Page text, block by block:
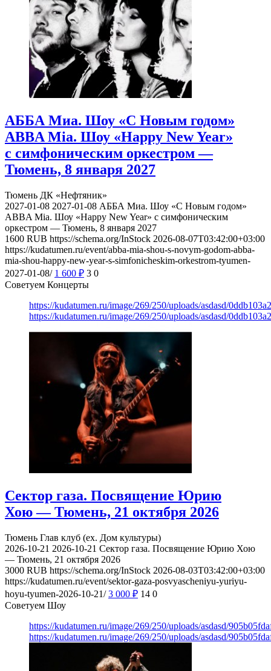
АББА Миа. Шоу «С Новым годом»
ABBA Mia. Шоу «Happy New Year»
с симфоническим оркестром —
Тюмень, 8 января 2027
Тюмень ДК «Нефтяник»
2027-01-08 2027-01-08 АББА Миа. Шоу «С Новым годом»
ABBA Mia. Шоу «Happy New Year» с симфоническим
оркестром — Тюмень, 8 января 2027
1600 RUB https://schema.org/InStock 2026-08-07T03:42:00+03:00
https://kudatumen.ru/event/abba-mia-shou-s-novym-godom-abba-
mia-shou-happy-new-year-s-simfonicheskim-orkestrom-tyumen-
2027-01-08/ 1 600 ₽ 3 0
Советуем Концерты
https://kudatumen.ru/image/269/250/uploads/asdasd/
https://kudatumen.ru/image/269/250/uploads/asdasd/
Сектор газа. Посвящение Юрию
Хою — Тюмень, 21 октября 2026
Тюмень Глав клуб (ex. Дом культуры)
2026-10-21 2026-10-21 Сектор газа. Посвящение Юрию Хою
— Тюмень, 21 октября 2026
3000 RUB https://schema.org/InStock 2026-08-03T03:42:00+03:00
https://kudatumen.ru/event/sektor-gaza-posvyascheniyu-yuriyu-
hoyu-tyumen-2026-10-21/ 3 000 ₽ 14 0
Советуем Шоу
https://kudatumen.ru/image/269/250/uploads/asdasd/
https://kudatumen.ru/image/269/250/uploads/asdasd/